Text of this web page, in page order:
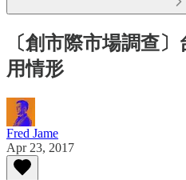
〔創市際市場調查
用情形
Fred Jame
Apr 23, 2017